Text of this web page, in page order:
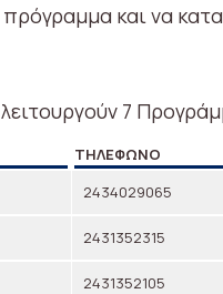
και να
7
ΤΗΛΈΦΩΝΟ
2434029065
2431352315
2431352105